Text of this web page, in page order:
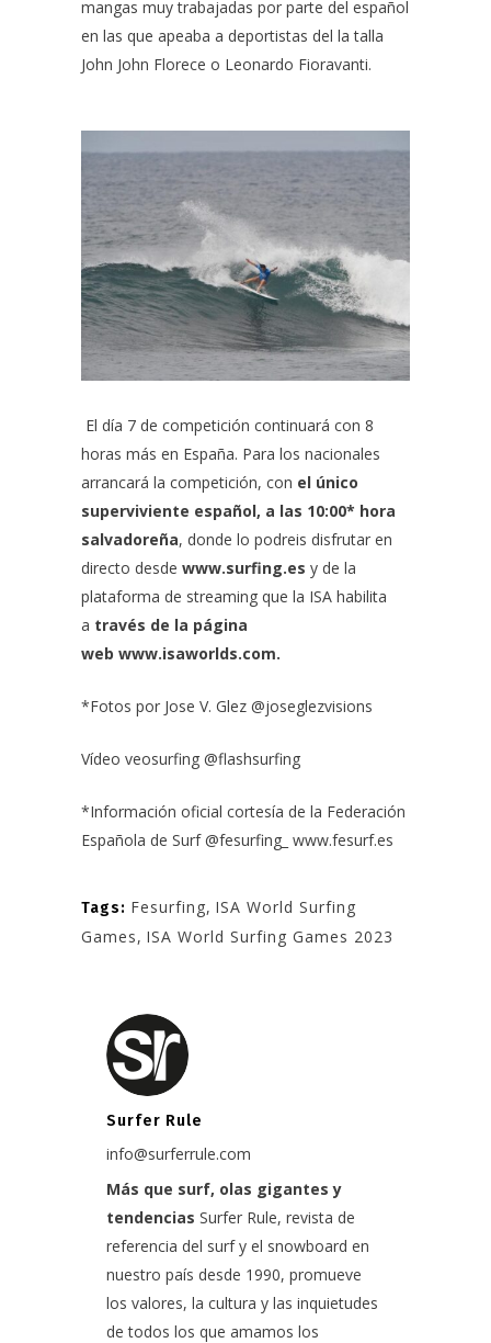
mangas muy trabajadas por parte del español
en las que apeaba a deportistas del la talla
John John Florece o Leonardo Fioravanti.
El día 7 de competición continuará con 8
horas más en España. Para los nacionales
arrancará la competición, con el único
superviviente español, a las 10:00* hora
salvadoreña, donde lo podreis disfrutar en
directo desde www.surfing.es y de la
plataforma de streaming que la ISA habilita
a través de la página
web www.isaworlds.com.
*Fotos por Jose V. Glez @joseglezvisions
Vídeo veosurfing @flashsurfing
*Información oficial cortesía de la Federación
Española de Surf@fesurfing_ www.fesurf.es
Tags: Fesurfing, ISA World Surfing
Games, ISA World Surfing Games 2023
Surfer Rule
info@surferrule.com
Más que surf, olas gigantes y
tendencias Surfer Rule, revista de
referencia del surf y el snowboard en
nuestro país desde 1990, promueve
los valores, la cultura y las inquietudes
de todos los que amamos los